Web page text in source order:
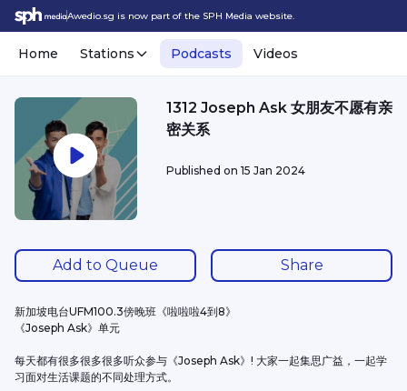
Awedio.sg is now part of the SPH Media website.
Home Stations Podcasts Videos
1312 Joseph Ask 女朋友不愿有亲
密关系
Published on 15 Jan 2024
Add to Queue Share
新加坡电台UFM100.3傍晚班《啦啦啦4到8》
《Joseph Ask》单元
每天都有很多很多很多听众参与《Joseph Ask》! 大家一起集思广益，一起学
习面对生活课题的不同处理方式。